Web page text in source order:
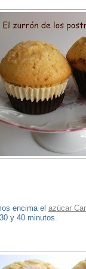
encima el azúcar
y 40 minutos.